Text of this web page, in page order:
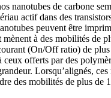
nanotubes de carbone
actif dans des
peuvent être
mènent à des mobilités de
(On/Off ratio) de
ceux offerts par des
Lorsqu’alignés, ces
des mobilités de plus de